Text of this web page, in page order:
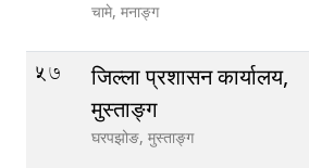
चामे, मनाङ्ग
57
जिल्ला प्रशासन कार्यालय,
मुस्ताङ्ग
घरपझोङ, मुस्ताङ्ग